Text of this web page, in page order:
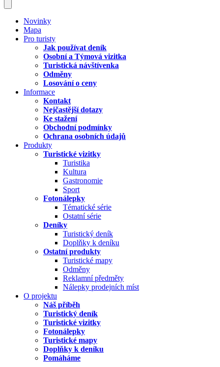
Novinky
Mapa
Pro turisty
Jak používat deník
Osobní a Týmová vizitka
Turistická návštívenka
Odměny
Losování o ceny
Informace
Kontakt
Nejčastější dotazy
Ke stažení
Obchodní podmínky
Ochrana osobních údajů
Produkty
Turistické vizitky
Turistika
Kultura
Gastronomie
Sport
Fotonálepky
Tématické série
Ostatní série
Deníky
Turistický deník
Doplňky k deníku
Ostatní produkty
Turistické mapy
Odměny
Reklamní předměty
Nálepky prodejních míst
O projektu
Náš příběh
Turistický deník
Turistické vizitky
Fotonálepky
Turistické mapy
Doplňky k deníku
Pomáháme